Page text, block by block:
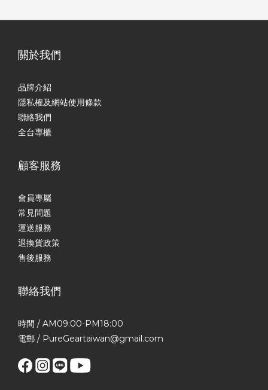
關於我們
品牌介紹
隱私權及網站使用條款
聯絡我們
全台專櫃
顧客服務
會員專屬
常見問題
運送服務
退換貨政策
售後服務
聯絡我們
時間 / AM09:00-PM18:00
電郵 / PureGeartaiwan@gmail.com